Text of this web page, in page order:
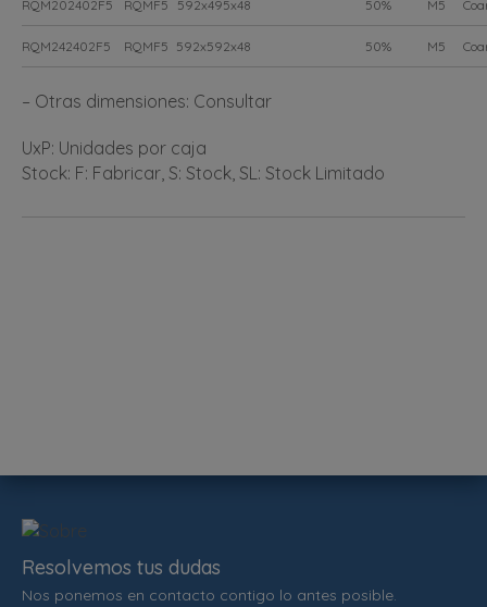
RQM202402F5 RQMF5 592x495x48 50% M5
RQM242402F5 RQMF5 592x592x48 50% M5
– Otras dimensiones: Consultar
UxP: Unidades por caja
Stock: F: Fabricar, S: Stock, SL: Stock Limitado
Resolvemos tus dudas
Nos ponemos en contacto contigo lo antes posible.